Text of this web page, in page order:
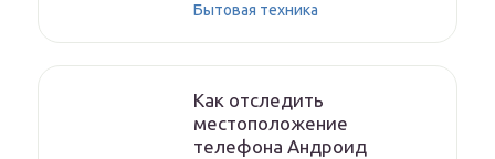
Бытовая техника
Как отследить
местоположение
телефона Андроид